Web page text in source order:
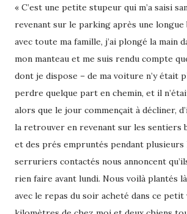
« C’est une petite stupeur qui m’a saisi
revenant sur le parking après une longue
avec toute ma famille, j’ai plongé la main
mon manteau et me suis rendu compte
dont je dispose – de ma voiture n’y était
perdre quelque part en chemin, et il
alors que le jour commençait à décliner,
la retrouver en revenant sur les sentiers
et des prés empruntés pendant plusieurs
serruriers contactés nous annoncent
rien faire avant lundi. Nous voilà plantés
avec le repas du soir acheté dans ce petit